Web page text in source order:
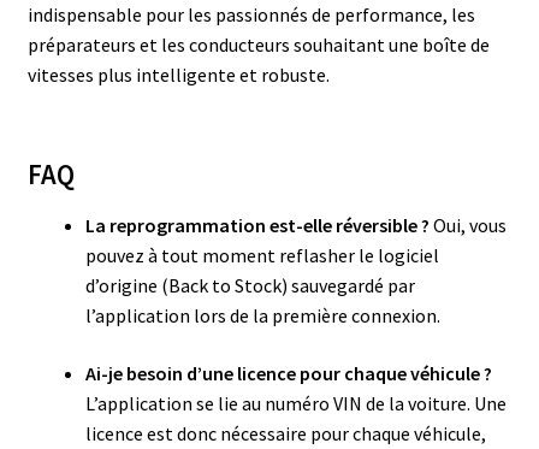
indispensable pour les passionnés de performance, les
préparateurs et les conducteurs souhaitant une boîte de
vitesses plus intelligente et robuste.
FAQ
La reprogrammation est-elle réversible ? Oui, vous
pouvez à tout moment reflasher le logiciel
d’origine (Back to Stock) sauvegardé par
l’application lors de la première connexion.
Ai-je besoin d’une licence pour chaque véhicule ?
L’application se lie au numéro VIN de la voiture. Une
licence est donc nécessaire pour chaque véhicule,